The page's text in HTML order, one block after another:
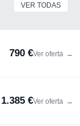
VER TODAS
790 €Ver oferta →
1.385 €Ver oferta →